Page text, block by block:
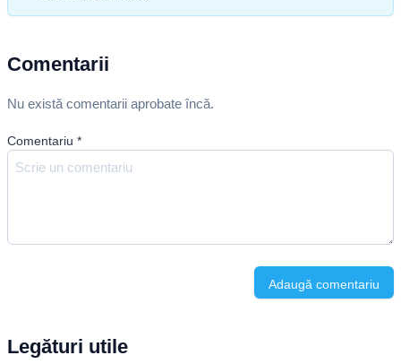
Comentarii
Nu există comentarii aprobate încă.
Comentariu *
Adaugă comentariu
Legături utile